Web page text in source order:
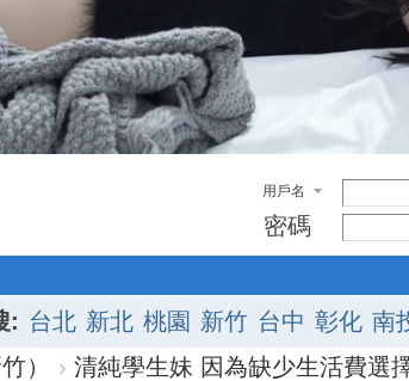
用戶名
密碼
: 台北 新北 桃園 新竹 台中 彰化 南
） › 清純學生妹 因為缺少生活費選